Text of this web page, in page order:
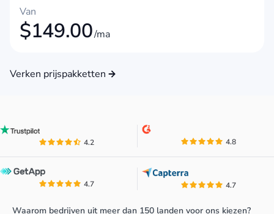
Van
$149.00/ma
Verken prijspakketten
4.2 4.8
4.7 4.7
Waarom bedrijven uit meer dan 150 landen voor ons kiezen?